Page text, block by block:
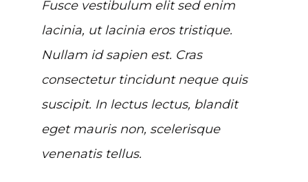
Fusce vestibulum elit sed enim
lacinia, ut lacinia eros tristique.
Nullam id sapien est. Cras
consectetur tincidunt neque quis
suscipit. In lectus lectus, blandit
eget mauris non, scelerisque
venenatis tellus.